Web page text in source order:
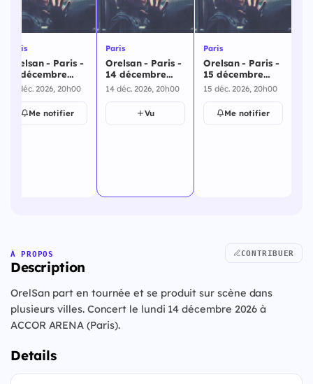
Paris
Orelsan - Paris -
12 décembre
2026
12 déc. 2026, 20h00
Me notifier
Paris
Orelsan - Paris -
14 décembre
2026
14 déc. 2026, 20h00
Vu
Paris
Orelsan - Paris -
15 décembre
2026
15 déc. 2026, 20h00
Me notifier
À PROPOS
Description
CONTRIBUER
OrelSan part en tournée et se produit sur scène dans
plusieurs villes. Concert le lundi 14 décembre 2026 à
ACCOR ARENA (Paris).
Details